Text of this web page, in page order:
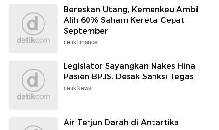
Bereskan Utang, Kemenkeu Ambil
Alih 60% Saham Kereta Cepat
September
detikFinance
Legislator Sayangkan Nakes Hina
Pasien BPJS, Desak Sanksi Tegas
detikNews
Air Terjun Darah di Antartika